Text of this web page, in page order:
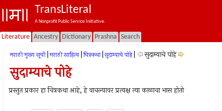
TransLiteral
A Nonprofit Public Service Initiative.
Literature Ancestry Dictionary Prashna Search
मराठी मुख्य सूची मराठी साहित्य चित्रकथा सुदाम्याचे पोहे सुदाम्याचे पोहे
सुदाम्याचे पोहे
प्रस्तुत प्रकार हा चित्रकथा आहे, हे वाचल्यावर प्रत्यक्ष त्या काळाचा भास होतो